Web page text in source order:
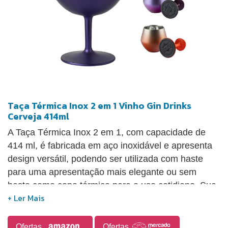
Taça Térmica Inox 2 em 1 Vinho Gin Drinks
Cerveja 414ml
A Taça Térmica Inox 2 em 1, com capacidade de
414 ml, é fabricada em aço inoxidável e apresenta
design versátil, podendo ser utilizada com haste
para uma apresentação mais elegante ou sem
haste como copo térmico para o uso cotidiano. Sua
estrutura com parede dupla proporciona isolamento
geladas por mais tempo. O acabamento em aço